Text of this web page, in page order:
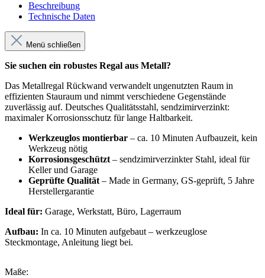
Beschreibung
Technische Daten
Menü schließen
Sie suchen ein robustes Regal aus Metall?
Das Metallregal Rückwand verwandelt ungenutzten Raum in
effizienten Stauraum und nimmt verschiedene Gegenstände
zuverlässig auf. Deutsches Qualitätsstahl, sendzimirverzinkt:
maximaler Korrosionsschutz für lange Haltbarkeit.
Werkzeuglos montierbar – ca. 10 Minuten Aufbauzeit, kein
Werkzeug nötig
Korrosionsgeschützt– sendzimirverzinkter Stahl, ideal für
Keller und Garage
Geprüfte Qualität– Made in Germany, GS-geprüft, 5 Jahre
Herstellergarantie
Ideal für: Garage, Werkstatt, Büro, Lagerraum
Aufbau: In ca. 10 Minuten aufgebaut – werkzeuglose
Steckmontage, Anleitung liegt bei.
Maße: